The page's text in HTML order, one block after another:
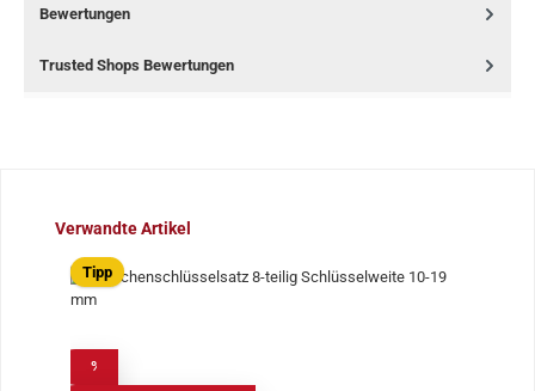
Bewertungen
Trusted Shops Bewertungen
Produktgalerie überspringen
Verwandte Artikel
Tipp